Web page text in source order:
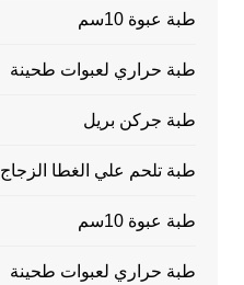
طبة عبوة 10سم
طبة حراري لعبوات طحينة
طبة جركن بريل
طبة تلحم علي الغطا الزجاج
طبة عبوة 10سم
طبة حراري لعبوات طحينة